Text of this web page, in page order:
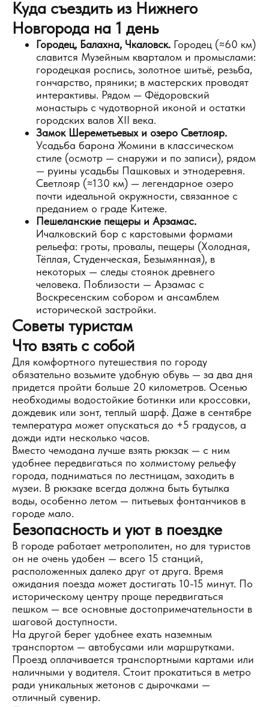
Куда съездить из Нижнего
Новгорода на 1 день
Городец, Балахна, Чкаловск. Городец (≈60 км)
славится Музейным кварталом и промыслами:
городецкая роспись, золотное шитьё, резьба,
гончарство, пряники; в мастерских проводят
интерактивы. Рядом — Фёдоровский
монастырь с чудотворной иконой и остатки
городских валов XII века.
Замок Шереметьевых и озеро Светлояр.
Усадьба барона Жомини в классическом
стиле (осмотр — снаружи и по записи), рядом
— руины усадьбы Пашковых и этнодеревня.
Светлояр (≈130 км) — легендарное озеро
почти идеальной окружности, связанное с
преданием о граде Китеже.
Пешеланские пещеры и Арзамас.
Ичалковский бор с карстовыми формами
рельефа: гроты, провалы, пещеры (Холодная,
Тёплая, Студенческая, Безымянная), в
некоторых — следы стоянок древнего
человека. Поблизости — Арзамас с
Воскресенским собором и ансамблем
исторической застройки.
Советы туристам
Что взять с собой
Для комфортного путешествия по городу
обязательно возьмите удобную обувь — за два дня
придется пройти больше 20 километров. Осенью
необходимы водостойкие ботинки или кроссовки,
дождевик или зонт, теплый шарф. Даже в сентябре
температура может опускаться до +5 градусов, а
дожди идти несколько часов.
Вместо чемодана лучше взять рюкзак — с ним
удобнее передвигаться по холмистому рельефу
города, подниматься по лестницам, заходить в
музеи. В рюкзаке всегда должна быть бутылка
воды, особенно летом — питьевых фонтанчиков в
городе мало.
Безопасность и уют в поездке
В городе работает метрополитен, но для туристов
он не очень удобен — всего 15 станций,
расположенных далеко друг от друга. Время
ожидания поезда может достигать 10-15 минут. По
историческому центру проще передвигаться
пешком — все основные достопримечательности в
шаговой доступности.
На другой берег удобнее ехать наземным
транспортом — автобусами или маршрутками.
Проезд оплачивается транспортными картами или
наличными у водителя. Стоит прокатиться в метро
ради уникальных жетонов с дырочками —
отличный сувенир.